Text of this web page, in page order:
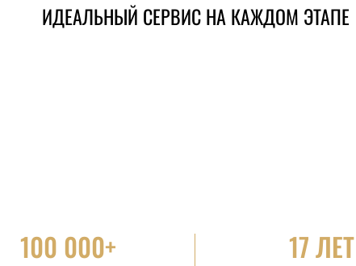
ИДЕАЛЬНЫЙ СЕРВИС НА КАЖДОМ ЭТАПЕ
100 000+ 17 ЛЕТ